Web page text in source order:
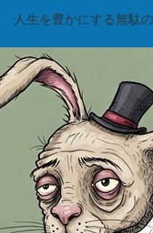
人生を豊かにする無駄